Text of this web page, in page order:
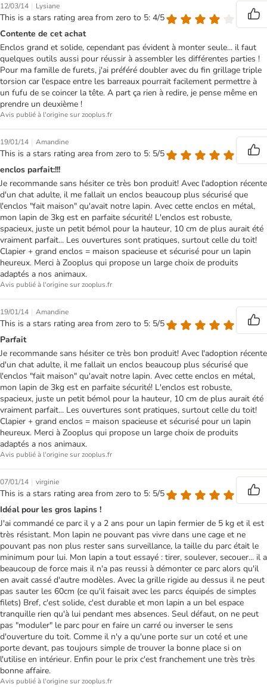
12/03/14 | Lysiane
This is a stars rating area from zero to 5: 4/5
Contente de cet achat
Enclos grand et solide, cependant pas évident à monter seule... il faut
quelques outils aussi pour réussir à assembler les différentes parties !
Pour ma famille de furets, j'ai préféré doubler avec du fin grillage triple
torsion car l'espace entre les barreaux pourrait facilement permettre à
un fufu de se coincer la tête. A part ça rien à redire, je pense même en
prendre un deuxième !
Avis publié à l'origine sur zooplus.fr
19/01/14 | Amandine
This is a stars rating area from zero to 5: 5/5
enclos parfait:!!!
Je recommande sans hésiter ce très bon produit! Avec l'adoption récente
d'un chat adulte, il me fallait un enclos beaucoup plus sécurisé que
l'enclos "fait maison" qu'avait notre lapin. Avec cette enclos en métal,
mon lapin de 3kg est en parfaite sécurité! L'enclos est robuste,
spacieux, juste un petit bémol pour la hauteur, 10 cm de plus aurait été
vraiment parfait... Les ouvertures sont pratiques, surtout celle du toit!
Clapier + grand enclos = maison spacieuse et sécurisé pour un lapin
heureux. Merci à Zooplus qui propose un large choix de produits
adaptés a nos animaux.
Avis publié à l'origine sur zooplus.fr
19/01/14 | Amandine
This is a stars rating area from zero to 5: 5/5
Parfait
Je recommande sans hésiter ce très bon produit! Avec l'adoption récente
d'un chat adulte, il me fallait un enclos beaucoup plus sécurisé que
l'enclos "fait maison" qu'avait notre lapin. Avec cette enclos en métal,
mon lapin de 3kg est en parfaite sécurité! L'enclos est robuste,
spacieux, juste un petit bémol pour la hauteur, 10 cm de plus aurait été
vraiment parfait... Les ouvertures sont pratiques, surtout celle du toit!
Clapier + grand enclos = maison spacieuse et sécurisé pour un lapin
heureux. Merci à Zooplus qui propose un large choix de produits
adaptés a nos animaux.
Avis publié à l'origine sur zooplus.fr
07/01/14 | virginie
This is a stars rating area from zero to 5: 5/5
Idéal pour les gros lapins !
J'ai commandé ce parc il y a 2 ans pour un lapin fermier de 5 kg et il est
très résistant. Mon lapin ne pouvant pas vivre dans une cage et ne
pouvant pas non plus rester sans surveillance, la taille du parc était le
minimum pour lui. Mon lapin a tout essayé : tirer, soulever, secouer... il a
beaucoup de force mais il n'a pas reussi à démonter ce parc alors qu'il
en avait cassé d'autre modèles. Avec la grille rigide au dessus il ne peut
pas sauter les 60cm (ce qu'il faisait avec les parcs équipés de simples
filets) Bref, c'est solide, c'est durable et mon lapin a un bel espace
tranquille rien qu'à lui pendant mes absences. Seul défaut, on ne peut
pas "moduler" le parc pour en faire un carré ou inverser le sens
d'ouverture du toit. Comme il n'y a qu'une porte sur un coté et une
porte devant, pas toujours simple de trouver la bonne place si on
l'utilise en intérieur. Enfin pour le prix c'est franchement une très très
bonne affaire.
Avis publié à l'origine sur zooplus.fr